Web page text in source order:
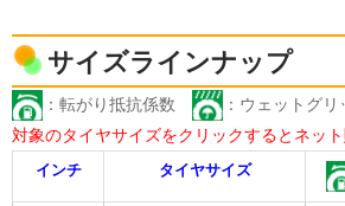
サイズラインナップ
：転がり抵抗係数
：ウェットグ
対象のタイヤサイズをクリックするとネット
インチ タイヤサイズ